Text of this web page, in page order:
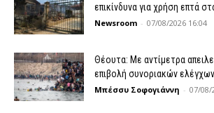
επικίνδυνα για χρήση επτά
Newsroom - 07/08/2026 16:04
Θέουτα: Με αντίμετρα
επιβολή συνοριακών
Μπέσσυ Σοφογιάννη - 07/08/